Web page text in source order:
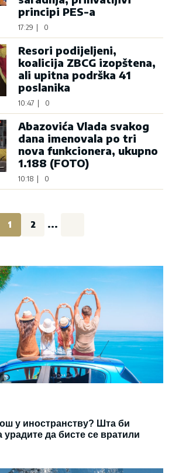
principi PES-a
17:29 0
Resori podijeljeni,
koalicija ZBCG izopštena,
ali upitna podrška 41
poslanika
10:47 0
Abazovića Vlada svakog
dana imenovala po tri
nova funkcionera, ukupno
1.188 (FOTO)
10:18 0
1 2 ...
у иностранству? Шта би
да бисте се вратили